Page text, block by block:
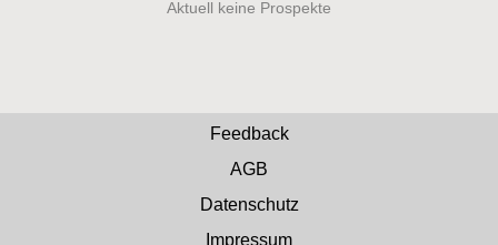
Feedback
AGB
Datenschutz
Impressum